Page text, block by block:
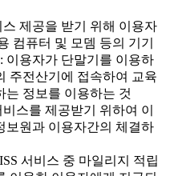
제공을 받기 위해 이용자
컴퓨터 및 모뎀 등의 기기
용자가 단말기를 이용하
주전산기에 접속하여 교육
는 정보를 이용하는 것
스를 제공받기 위하여 이
보원과 이용자간의 체결하
서비스 중 마일리지 적립